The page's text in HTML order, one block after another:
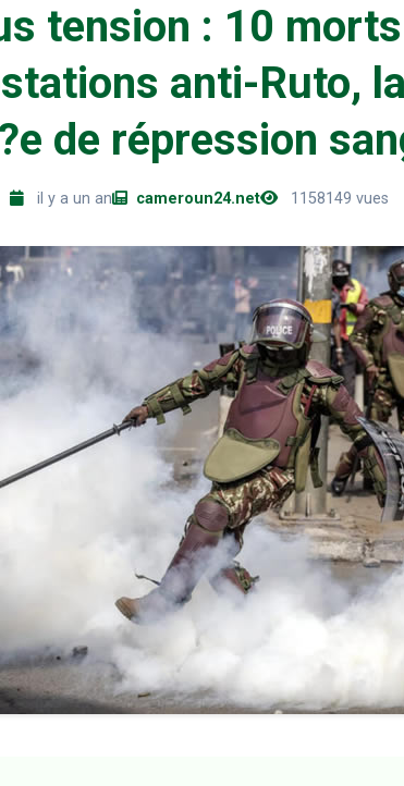
tension : 10
anti-Ruto,
de répression
il y a un an cameroun24.net 1158149 vues